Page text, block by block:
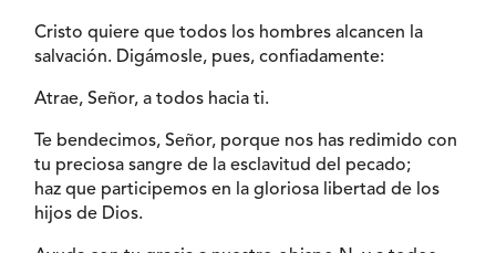
Cristo quiere que todos los hombres alcancen la
salvación. Digámosle, pues, confiadamente:
Atrae, Señor, a todos hacia ti.
Te bendecimos, Señor, porque nos has redimido con
tu preciosa sangre de la esclavitud del pecado;
haz que participemos en la gloriosa libertad de los
hijos de Dios.